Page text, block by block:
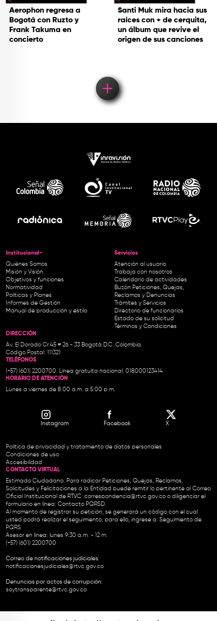
Aerophon regresa a
Bogotá con Ruzto y
Frank Takuma en
concierto
Santi Muk mira hacia sus
raíces con + de cerquita,
un álbum que revive el
origen de sus canciones
Institucional-
Quiénes Somos
Misión y Visión
Objetivos y funciones
Normatividad
Políticas y Planes
Informes de Gestión
Manual de producción y estilo
Servicios
Atención al usuario
Trabaja con nosotros
Calendario de actividades
Buzón Peticiones, Quejas,
Reclamos y Denuncias
Trámites y Servicios
Directorio de funcionarios
Estado de su solicitud
Términos y Condiciones
DIRECCIÓN
Av. El Dorado Cr.45 # 26 - 33 Bogotá D.C. Colombia.
Código Postal: 111321
TELÉFONOS
(+57) (601) 2200700. Línea gratuita nacional: 018000123414
HORARIO DE ATENCIÓN
Lunes a viernes de 8:00 a.m. a 5:00 p.m.
Instagram Facebook X
Política de privacidad y tratamiento de datos personales
Condiciones de uso
Accesibilidad
CONTACTO VIRTUAL
Estimado Ciudadano: Para radicar Peticiones, Quejas, Reclamos,
Solicitudes y Felicitaciones a la Entidad puede remitir lo pertinente al Correo
Oficial Institucional de RTVC correspondencia@rtvc.gov.co o diligenciar el
formulario en línea: Contacto PQRSD.
Al momento de registrar su petición, se generará un código con el cual
usted podrá realizar el seguimiento, para ello, ingrese a: Seguimiento de
PQRS
Asesor en línea: lunes 9:30 a.m. - 12 m.
(+57) (601) 2200700
Correo de notificaciones judiciales:
notificacionesjudiciales@rtvc.gov.co
Denuncias por actos de corrupción:
soytransparente@rtvc.gov.co